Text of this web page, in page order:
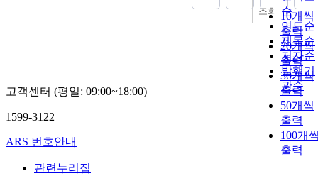
순
연도순
제목순
저자순
발행기
관순
10개씩
출력
20개씩
출력
30개씩
출력
50개씩
출력
100개
출력
조회
고객센터 (평일: 09:00~18:00)
1599-3122
ARS 번호안내
관련누리집